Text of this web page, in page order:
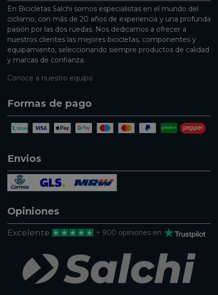
En Bicicletas Salchi somos especialistas en el mundo del
ciclismo, con más de 20 años de experiencia y una profunda
pasión por las dos ruedas. Nos dedicamos a ofrecer a
nuestros clientes las mejores bicicletas, componentes y
equipamiento, seleccionando siempre productos de calidad
y marcas de confianza.
Conoce a nuestro equipo
Formas de pago
Envios
Opiniones
Excelente + 900 opiniones en